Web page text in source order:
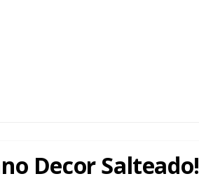
Decor Salteado!